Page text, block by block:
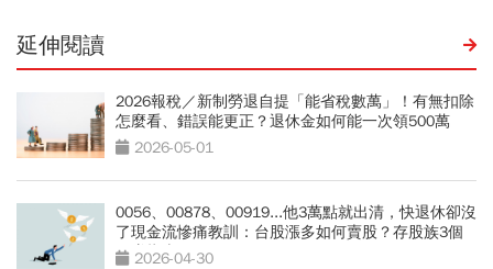
延伸閱讀
2026報稅／新制勞退自提「能省稅數萬」！有無扣除
怎麼看、錯誤能更正？退休金如何能一次領500萬
2026-05-01
0056、00878、00919...他3萬點就出清，快退休卻沒
了現金流慘痛教訓：台股漲多如何賣股？存股族3個
穩賺指南
2026-04-30